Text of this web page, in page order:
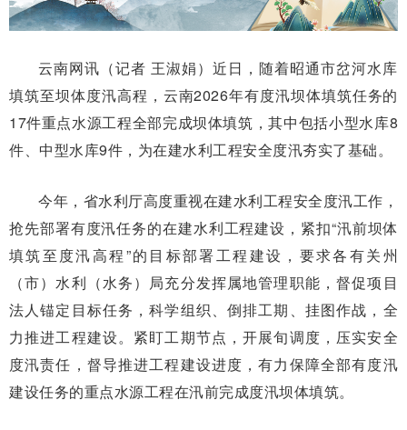
云南网讯（记者 王淑娟）近日，随着昭通市岔河水库
填筑至坝体度汛高程，云南2026年有度汛坝体填筑任务的
17件重点水源工程全部完成坝体填筑，其中包括小型水库8
件、中型水库9件，为在建水利工程安全度汛夯实了基础。
今年，省水利厅高度重视在建水利工程安全度汛工作，
抢先部署有度汛任务的在建水利工程建设，紧扣“汛前坝体
填筑至度汛高程”的目标部署工程建设，要求各有关州
（市）水利（水务）局充分发挥属地管理职能，督促项目
法人锚定目标任务，科学组织、倒排工期、挂图作战，全
力推进工程建设。紧盯工期节点，开展旬调度，压实安全
度汛责任，督导推进工程建设进度，有力保障全部有度汛
建设任务的重点水源工程在汛前完成度汛坝体填筑。